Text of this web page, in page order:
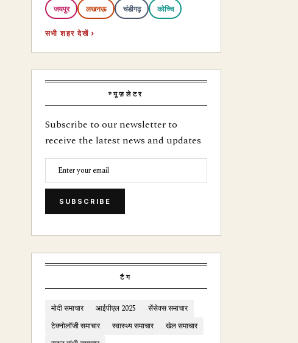
जयपुर लखनऊ चंडीगढ़ कोच्चि
सभी शहर देखें ›
न्यूज़लेटर
Subscribe to our newsletter to
receive the latest news and updates
SUBSCRIBE
टैग
मोदी समाचार आईपीएल 2025
सेंसेक्स समाचार
टेक्नोलॉजी समाचार
स्वास्थ्य समाचार
खेल समाचार